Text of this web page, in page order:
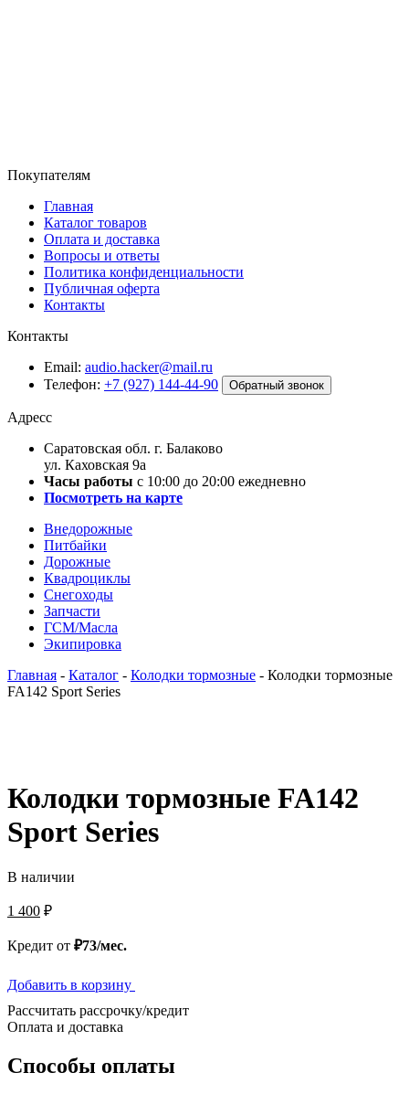
Покупателям
Главная
Каталог товаров
Оплата и доставка
Вопросы и ответы
Политика конфиденциальности
Публичная оферта
Контакты
Контакты
Email: audio.hacker@mail.ru
Телефон: +7 (927) 144-44-90 Обратный звонок
Адресс
Саратовская обл. г. Балаково
ул. Каховская 9а
Часы работы с 10:00 до 20:00 ежедневно
Посмотреть на карте
Внедорожные
Питбайки
Дорожные
Квадроциклы
Снегоходы
Запчасти
ГСМ/Масла
Экипировка
Главная - Каталог - Колодки тормозные - Колодки тормозные
FA142 Sport Series
Колодки тормозные FA142
Sport Series
В наличии
1 400 ₽
Кредит от ₽73/мес.
Добавить в корзину
Рассчитать рассрочку/кредит
Оплата и доставка
Способы оплаты